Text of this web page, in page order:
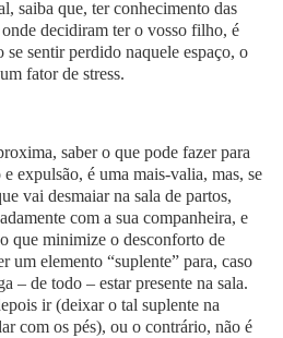
saiba que, ter conhecimento das
decidiram ter o vosso filho, é
se sentir perdido naquele espaço, o
fator de stress.
saber o que pode fazer para
expulsão, é uma mais-valia, mas, se
vai desmaiar na sala de partos,
com a sua companheira, e
que minimize o desconforto de
um elemento “suplente” para, caso
– de todo – estar presente na sala.
ir (deixar o tal suplente na
com os pés), ou o contrário, não é